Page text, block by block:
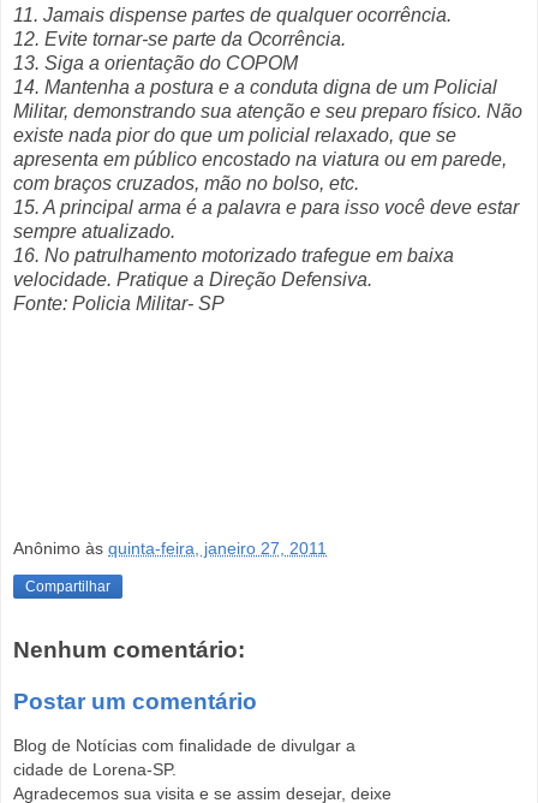
11. Jamais dispense partes de qualquer ocorrência.
12. Evite tornar-se parte da Ocorrência.
13. Siga a orientação do COPOM
14. Mantenha a postura e a conduta digna de um Policial
Militar, demonstrando sua atenção e seu preparo físico. Não
existe nada pior do que um policial relaxado, que se
apresenta em público encostado na viatura ou em parede,
com braços cruzados, mão no bolso, etc.
15. A principal arma é a palavra e para isso você deve estar
sempre atualizado.
16. No patrulhamento motorizado trafegue em baixa
velocidade. Pratique a Direção Defensiva.
Fonte: Policia Militar- SP
Anônimo às quinta-feira, janeiro 27, 2011
Compartilhar
Nenhum comentário:
Postar um comentário
Blog de Notícias com finalidade de divulgar a
cidade de Lorena-SP.
Agradecemos sua visita e se assim desejar, deixe